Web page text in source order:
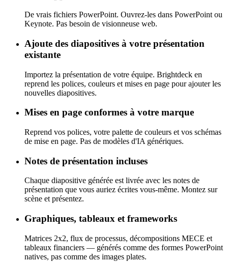
Sortie .pptx native
Keynote. Pas besoin de visionneuse web.
existante
Importez la présentation de votre équipe. Brightdeck en
nouvelles diapositives.
Mises en page conformes à votre marque
de mise en page. Pas de modèles d'IA génériques.
Notes de présentation incluses
Chaque diapositive générée est livrée avec les notes de
scène et présentez.
Graphiques, tableaux et frameworks
Matrices 2x2, flux de processus, décompositions MECE et